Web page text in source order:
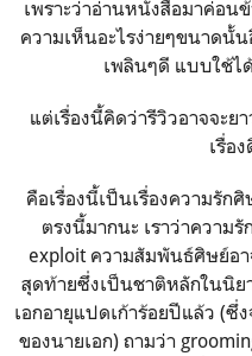
เพราะว่าอ่านหนังสือมาค่อน
ความเห็นอะไรง่ายๆขนาดนั้
เพลินๆดี แบบใช้ไ
แต่เรื่องนี้คิดว่ารีวิวอาจจะ
เรื่อ
คือเรื่องนี้เป็นเรื่องความรัก
ตรงนี้มากนะ เราว่าความ
exploit ความสัมพันธ์ศิษย์อา
สุดท้ายซึ่งเป็นชาติหลักในนิย
เอกอายุแปดเก้าร้อยปีแล้ว (
ของนายเอก) ถามว่า